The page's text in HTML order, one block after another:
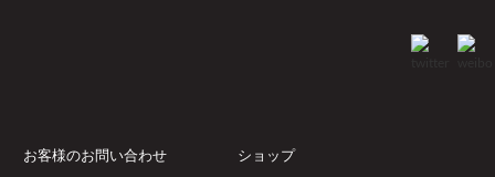
お客様のお問い合わせ ショップ